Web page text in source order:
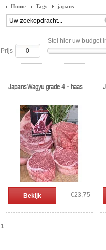
Home Tags japans
Stel hier uw budget
Prijs
Japans Wagyu grade 4 - haas
Bekijk €23,75
1